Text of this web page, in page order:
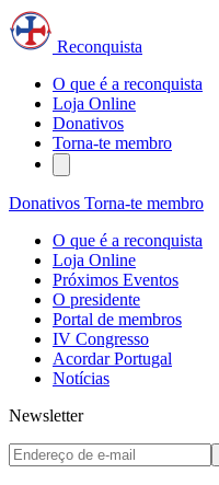
Reconquista
O que é a reconquista
Loja Online
Donativos
Torna-te membro
Donativos Torna-te membro
O que é a reconquista
Loja Online
Próximos Eventos
O presidente
Portal de membros
IV Congresso
Acordar Portugal
Notícias
Newsletter